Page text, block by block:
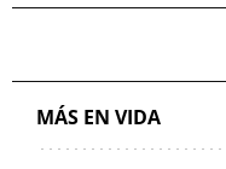
MÁS EN VIDA